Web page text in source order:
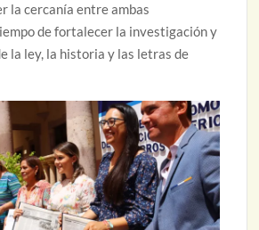
la cercanía entre ambas
de fortalecer la investigación y
la ley, la historia y las letras de